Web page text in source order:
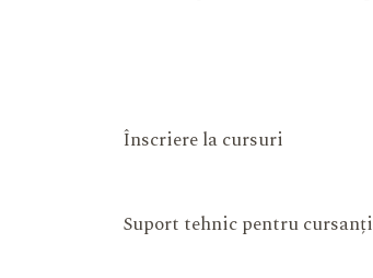
Înscriere la cursuri
Suport tehnic pentru cursanți